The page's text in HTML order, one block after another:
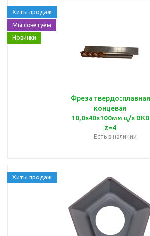
Хиты продаж
Мы советуем
Новинки
Фреза твердосплавная
концевая
10,0х40х100мм ц/х ВК8
z=4
Есть в наличии
Хиты продаж